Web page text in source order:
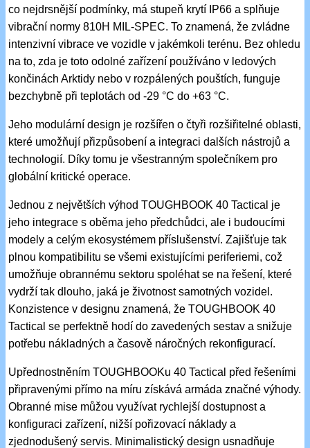
co nejdrsnější podmínky, má stupeň krytí IP66 a splňuje
vibrační normy 810H MIL-SPEC. To znamená, že zvládne
intenzivní vibrace ve vozidle v jakémkoli terénu. Bez ohledu
na to, zda je toto odolné zařízení používáno v ledových
končinách Arktidy nebo v rozpálených pouštích, funguje
bezchybně při teplotách od -29 °C do +63 °C.
Jeho modulární design je rozšířen o čtyři rozšiřitelné oblasti,
které umožňují přizpůsobení a integraci dalších nástrojů a
technologií. Díky tomu je všestranným společníkem pro
globální kritické operace.
Jednou z největších výhod TOUGHBOOK 40 Tactical je
jeho integrace s oběma jeho předchůdci, ale i budoucími
modely a celým ekosystémem příslušenství. Zajišťuje tak
plnou kompatibilitu se všemi existujícími periferiemi, což
umožňuje obrannému sektoru spoléhat se na řešení, které
vydrží tak dlouho, jaká je životnost samotných vozidel.
Konzistence v designu znamená, že TOUGHBOOK 40
Tactical se perfektně hodí do zavedených sestav a snižuje
potřebu nákladných a časově náročných rekonfigurací.
Upřednostněním TOUGHBOOKu 40 Tactical před řešeními
připravenými přímo na míru získává armáda značné výhody.
Obranné mise můžou využívat rychlejší dostupnost a
konfiguraci zařízení, nižší pořizovací náklady a
zjednodušený servis. Minimalistický design usnadňuje